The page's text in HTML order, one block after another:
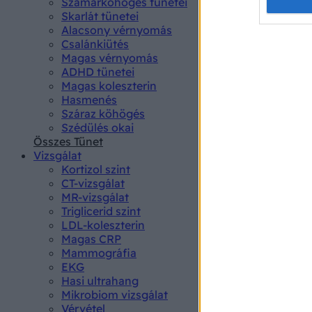
Skarlát tünetei
Alacsony vérnyomás
Csalánkiütés
Magas vérnyomás
ADHD tünetei
Magas koleszterin
Hasmenés
Száraz köhögés
Szédülés okai
Összes Tünet
Vizsgálat
Kortizol szint
CT-vizsgálat
MR-vizsgálat
Triglicerid szint
LDL-koleszterin
Magas CRP
Mammográfia
EKG
Hasi ultrahang
Mikrobiom vizsgálat
Vérvétel